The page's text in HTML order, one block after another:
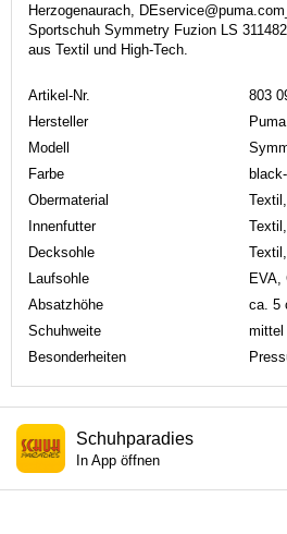
Herzogenaurach,
Sportschuh Symmetry Fuzion LS
aus Textil und High-Tech.
Artikel-Nr.
803
Hersteller
Puma
Modell
Farbe
Obermaterial
Innenfutter
Decksohle
Laufsohle
EVA,
Absatzhöhe
ca. 5
Schuhweite
mittel
Besonderheiten
Schuhparadies
In App öffnen